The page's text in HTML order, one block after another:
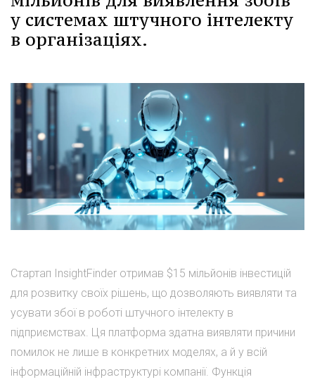
у системах штучного інтелекту
в організаціях.
Стартап InsightFinder отримав $15 мільйонів інвестицій
для розвитку своїх рішень, що дозволяють виявляти та
усувати збої в роботі штучного інтелекту в
підприємствах. Ця платформа здатна виявляти причини
помилок не лише в конкретних моделях, а й у всій
інформаційній інфраструктурі компанії. Функція